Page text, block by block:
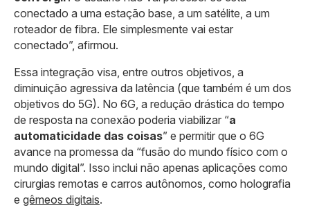
conectado a uma estação base, a um satélite, a um
roteador de fibra. Ele simplesmente vai estar
conectado”, afirmou.
Essa integração visa, entre outros objetivos, a
diminuição agressiva da latência (que também é um dos
objetivos do 5G). No 6G, a redução drástica do tempo
de resposta na conexão poderia viabilizar “a
automaticidade das coisas” e permitir que o 6G
avance na promessa da “fusão do mundo físico com o
mundo digital”. Isso inclui não apenas aplicações como
cirurgias remotas e carros autônomos, como holografia
e gêmeos digitais.